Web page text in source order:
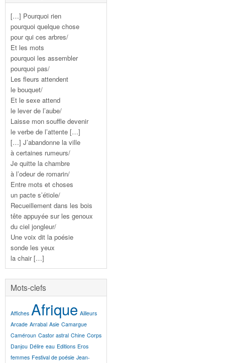
[…] Pourquoi rien
pourquoi quelque chose
pour qui ces arbres/
Et les mots
pourquoi les assembler
pourquoi pas/
Les fleurs attendent
le bouquet/
Et le sexe attend
le lever de l’aube/
Laisse mon souffle devenir
le verbe de l’attente […]
[…] J’abandonne la ville
à certaines rumeurs/
Je quitte la chambre
à l’odeur de romarin/
Entre mots et choses
un pacte s’étiole/
Recueillement dans les bois
tête appuyée sur les genoux
du ciel jongleur/
Une voix dit la poésie
sonde les yeux
la chair […]
Mots-clefs
Affiches Afrique Ailleurs
Arcade Arrabal Asie Camargue
Caméroun Castor astral Chine Corps
Danjou Délire eau Editions Eros
femmes Festival de poésie Jean-